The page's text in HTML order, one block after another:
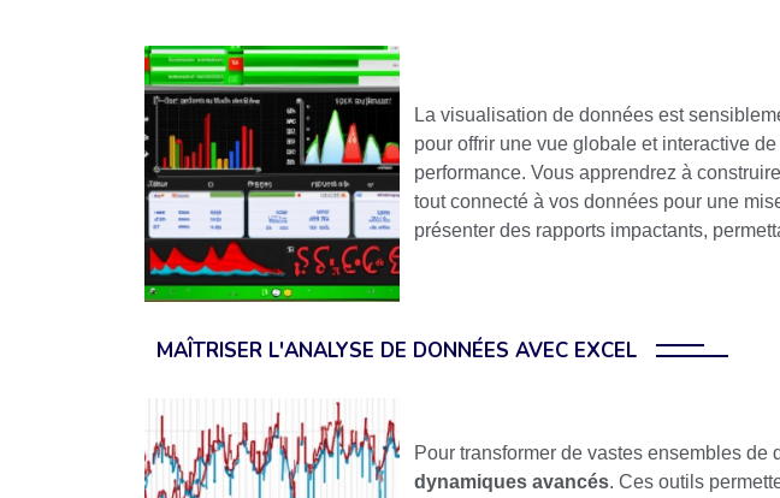
La visualisation de données est
pour offrir une vue globale et interactive
performance. Vous apprendrez à
tout connecté à vos données pour une
présenter des rapports impactants,
MAÎTRISER L'ANALYSE DE DONNÉES AVEC EXCEL
Pour transformer de vastes ensembles
dynamiques avancés. Ces outils